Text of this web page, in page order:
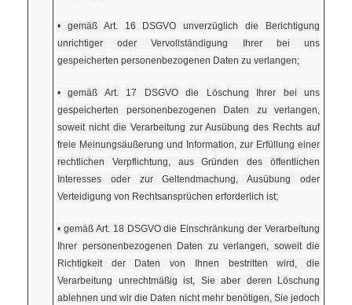
• gemäß Art. 16 DSGVO unverzüglich die Berichtigung
unrichtiger oder Vervollständigung Ihrer bei uns
gespeicherten personenbezogenen Daten zu verlangen;
• gemäß Art. 17 DSGVO die Löschung Ihrer bei uns
gespeicherten personenbezogenen Daten zu verlangen,
soweit nicht die Verarbeitung zur Ausübung des Rechts auf
freie Meinungsäußerung und Information, zur Erfüllung einer
rechtlichen Verpflichtung, aus Gründen des öffentlichen
Interesses oder zur Geltendmachung, Ausübung oder
Verteidigung von Rechtsansprüchen erforderlich ist;
• gemäß Art. 18 DSGVO die Einschränkung der Verarbeitung
Ihrer personenbezogenen Daten zu verlangen, soweit die
Richtigkeit der Daten von Ihnen bestritten wird, die
Verarbeitung unrechtmäßig ist, Sie aber deren Löschung
ablehnen und wir die Daten nicht mehr benötigen, Sie jedoch